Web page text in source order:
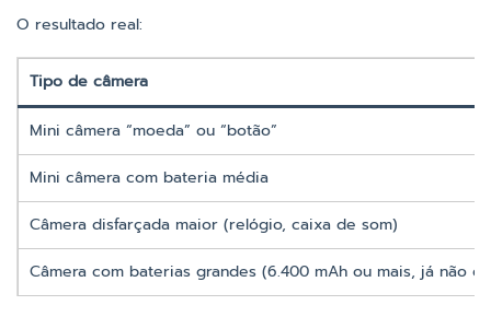
O resultado real:
Tipo de câmera
Mini câmera “moeda” ou “botão”
Mini câmera com bateria média
Câmera disfarçada maior (relógio, caixa de som)
Câmera com baterias grandes (6.400 mAh ou mais, já não é